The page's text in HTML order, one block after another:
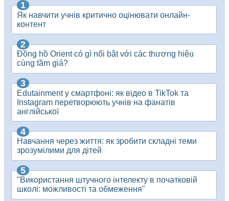
Як навчити учнів критично оцінювати онлайн-
контент
Đồng hồ Orient có gì nổi bật với các thương hiệu
cùng tầm giá?
​Edutainment у смартфоні: як відео в TikTok та
Instagram перетворюють учнів на фанатів
англійської
Навчання через життя: як зробити складні теми
зрозумілими для дітей
"Використання штучного інтелекту в початковій
школі: можливості та обмеження"